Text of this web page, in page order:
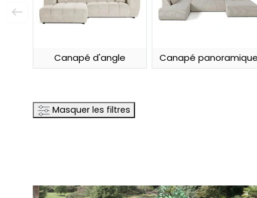
Canapé d'angle Canapé panoramique

Masquer les filtres